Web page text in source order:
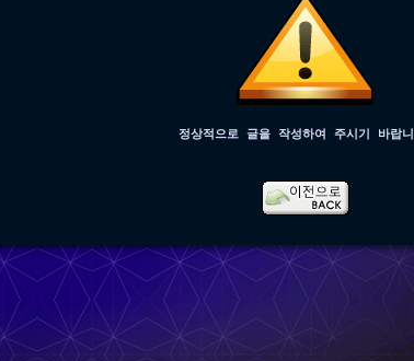
정상적으로 글을 작성하여 주시기 바랍